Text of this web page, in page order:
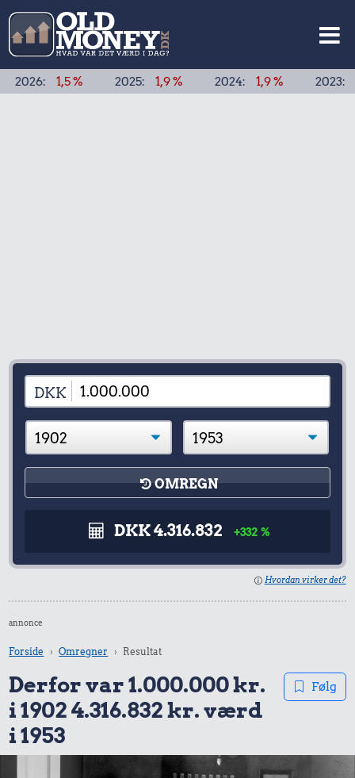
% 2025: 1,9 % 2024: 1,9 % 2023: 3,3 %
DKK
OMREGN
DKK 4.316.832 +332 %
Hvordan virker det?
annonce
Forside Omregner Resultat
Derfor var 1.000.000 kr.
i 1902 4.316.832 kr. værd
i 1953
Følg